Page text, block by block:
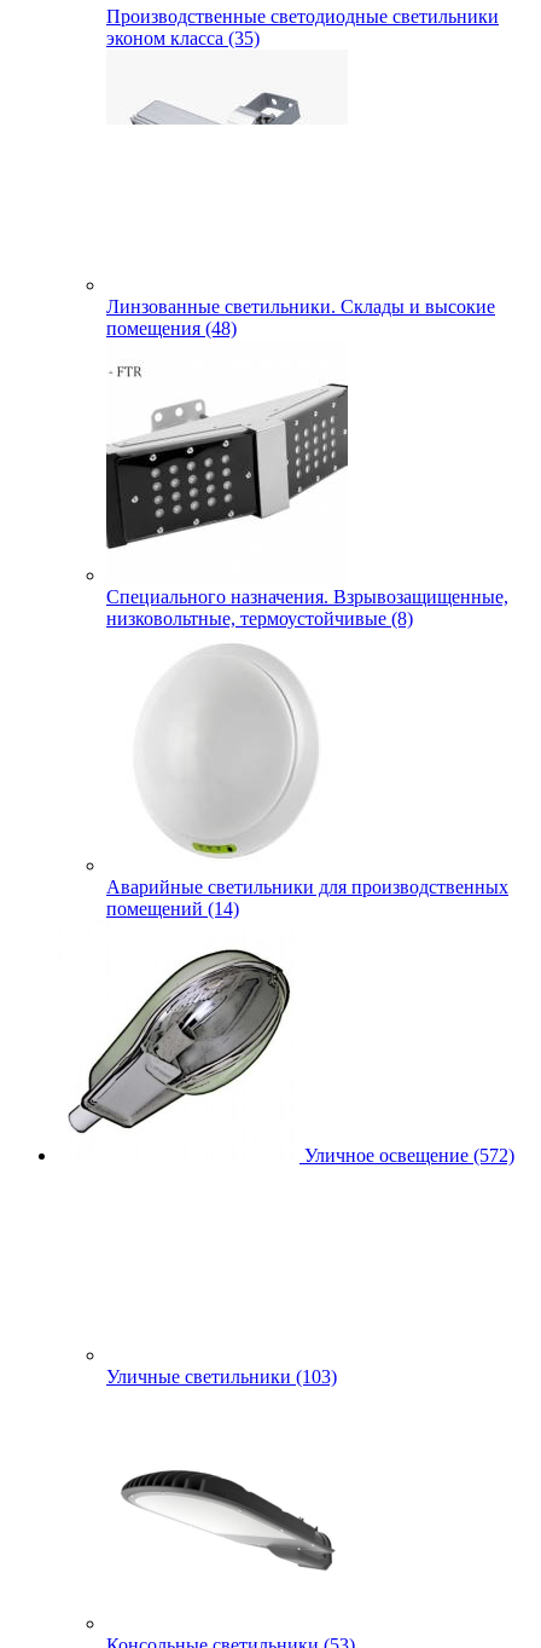
Производственные светодиодные светильники
эконом класса (35)
Линзованные светильники. Склады и высокие
помещения (48)
Специального назначения. Взрывозащищенные,
низковольтные, термоустойчивые (8)
Аварийные светильники для производственных
помещений (14)
Уличное освещение (572)
Уличные светильники (103)